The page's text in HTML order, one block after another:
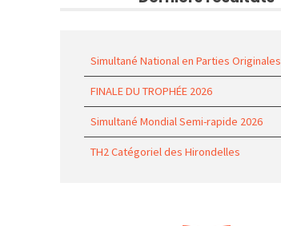
Simultané National en Parties Originales
FINALE DU TROPHÉE 2026
Simultané Mondial Semi-rapide 2026
TH2 Catégoriel des Hirondelles